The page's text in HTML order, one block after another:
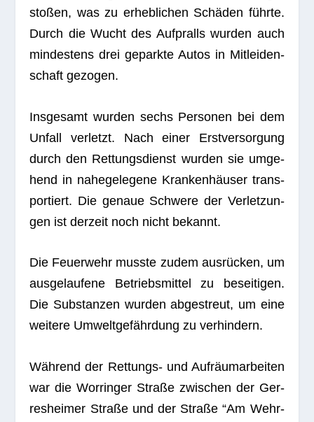
sto­ßen, was zu erheb­li­chen Schä­den führte.
Durch die Wucht des Auf­pralls wur­den auch
min­des­tens drei geparkte Autos in Mit­lei­den­
schaft gezogen.
Ins­ge­samt wur­den sechs Per­so­nen bei dem
Unfall ver­letzt. Nach einer Erst­ver­sor­gung
durch den Ret­tungs­dienst wur­den sie umge­
hend in nahe­ge­le­gene Kran­ken­häu­ser trans­
por­tiert. Die genaue Schwere der Ver­let­zun­
gen ist der­zeit noch nicht bekannt.
Die Feu­er­wehr musste zudem aus­rü­cken, um
aus­ge­lau­fene Betriebs­mit­tel zu besei­ti­gen.
Die Sub­stan­zen wur­den abge­streut, um eine
wei­tere Umwelt­ge­fähr­dung zu verhindern.
Wäh­rend der Ret­tungs- und Auf­räum­ar­bei­ten
war die Worrin­ger Straße zwi­schen der Ger­
res­hei­mer Straße und der Straße “Am Wehr­